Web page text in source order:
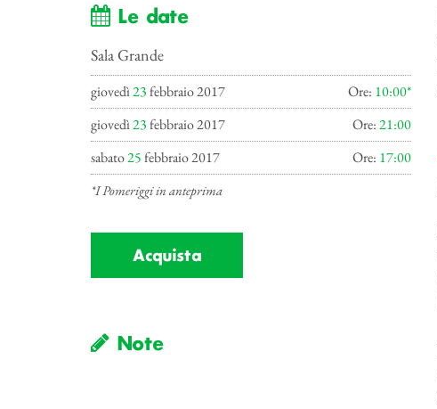
Le date
Sala Grande
giovedì23febbraio 2017 Ore: 10:00*
giovedì23febbraio 2017 Ore:21:00
sabato25febbraio 2017 Ore: 17:00
*I Pomeriggi in anteprima
Acquista
Note